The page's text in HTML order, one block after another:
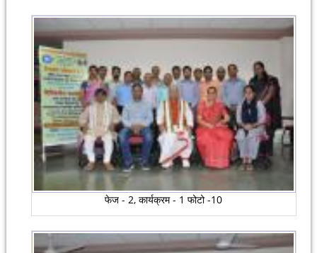
फेज - 2, कार्यक्रम - 1 फोटो -10